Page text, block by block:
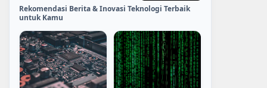
Rekomendasi Berita & Inovasi Teknologi Terbaik
untuk Kamu